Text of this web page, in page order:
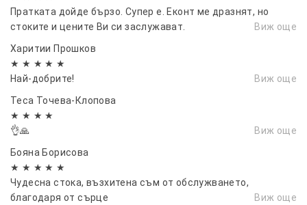
топлина и UV лъчи)
Водоустойчивост: IP67 – напълно запечатан и
устойчив на атмосферни условия
Съвместимост:
VW CADDY III BOX (2KA, 2KH, 2CA, 2CH) - 2004–2015
г.
VW CADDY III ESTATE (2KB, 2KJ, 2CB, 2CJ) - 2004–
2015 г.
Оригинални/съвместими OEM номера:
2K0945087A, 2K0945087B, 2K0945087C, 2K0945087E,
2K0945087F
Пратката дойде бързо. Супер е. Еконт ме дразнят, но
стоките и цените Ви си заслужават.
Виж още
Харитии Прошков
★ ★ ★ ★ ★
Най-добрите!
Виж още
Теса Точева-Клопова
★ ★ ★ ★
👌🙏
Виж още
Бояна Борисова
★ ★ ★ ★ ★
Чудесна стока, възхитена съм от обслужването,
благодаря от сърце
Виж още